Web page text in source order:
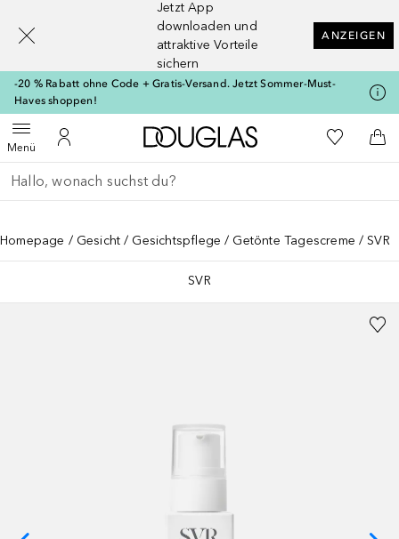
Jetzt App
downloaden und
attraktive Vorteile
sichern
ANZEIGEN
-20 % Rabatt ohne Code + Gratis-Versand. Jetzt Sommer-Must-
Haves shoppen!
MenüMenü öffnenZu Meinem Kundenkonto
Zur Douglas Startseite
Zu Meiner
Gehe zurück
Suche ausführen
Homepage Gesicht Gesichtspflege Getönte Tagescreme SVR
SVR
[navigation.slideout.screenreader]